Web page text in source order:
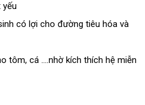
yếu
có lợi cho đường tiêu hóa và
tôm, cá ….nhờ kích thích hệ miễn
THÀNH